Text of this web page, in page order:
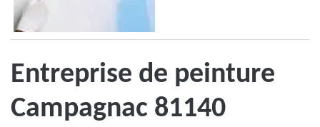
Entreprise de peinture
Campagnac 81140